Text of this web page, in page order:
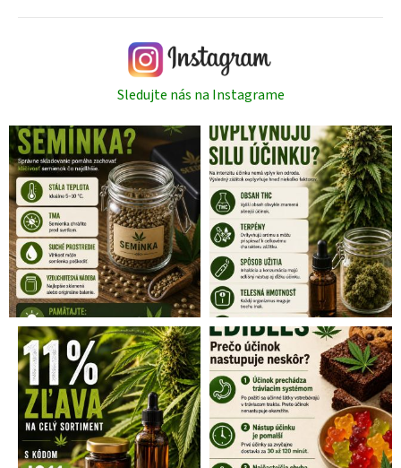
Sledujte nás na Instagrame